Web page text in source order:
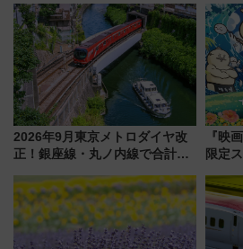
大相
アク
2026年9月東京メトロダイヤ改
正！銀座線・丸ノ内線で合計
待
『映
限定
いを
募は